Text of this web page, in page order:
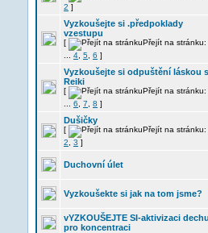
2 ]
Vyzkoušejte si .předpoklady
vzestupu
[
Přejít na stránku:
4 5 6 ]
Vyzkoušejte si odpuštění láskou s
Reiki
[
Přejít na stránku:
6 7 8 ]
Dušičky
[
Přejít na stránku:
2
3 ]
Duchovní úlet
Vyzkoušekte si jak na tom jsme?
vYZKOUŠEJTE SI-aktivizaci
pro koncentraci